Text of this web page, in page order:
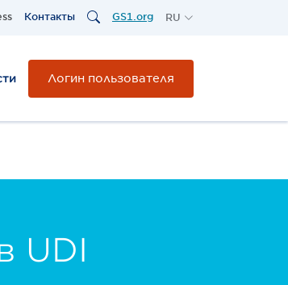
Контакты GS1.org
RU
Логин пользователя
UDI